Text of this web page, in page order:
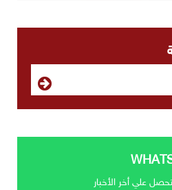
علي أخر الأخبار